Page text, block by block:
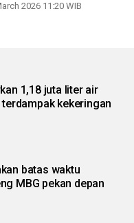
2026 11:20 WIB
1,18 juta liter air
kekeringan
batas waktu
MBG pekan depan